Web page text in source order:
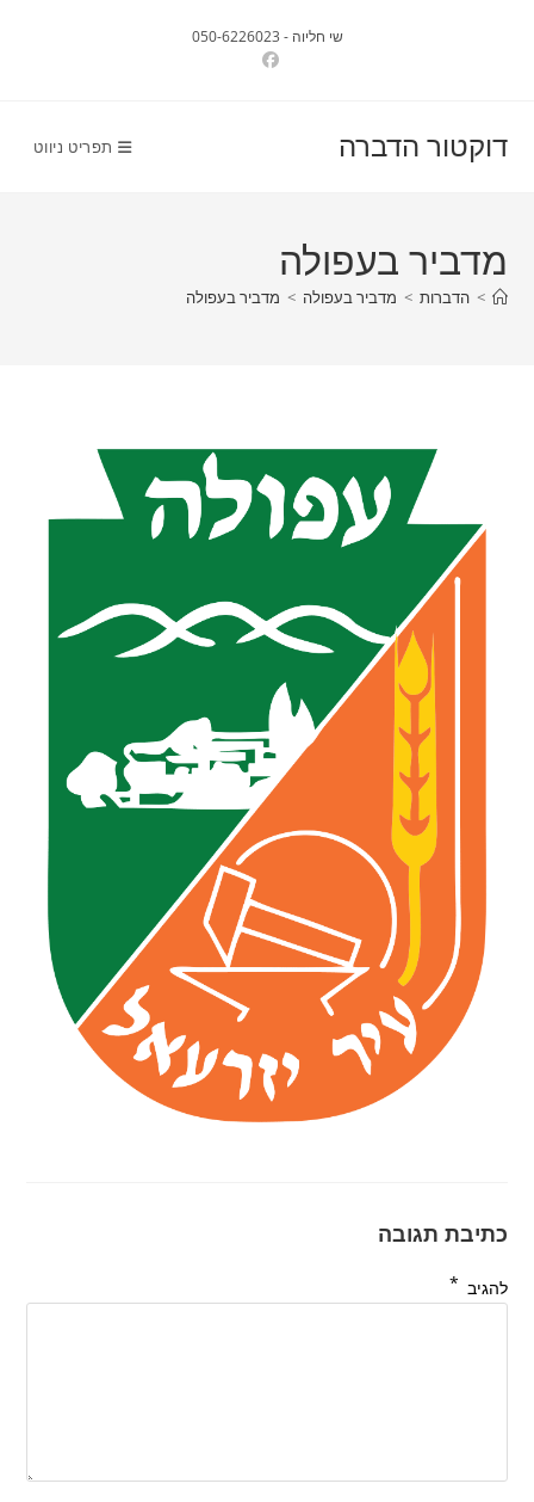
שי חליוה - 050-6226023
דוקטור הדברה תפריט ניווט
מדביר בעפולה
> הדברות > מדביר בעפולה > מדביר בעפולה
כתיבת תגובה
להגיב *